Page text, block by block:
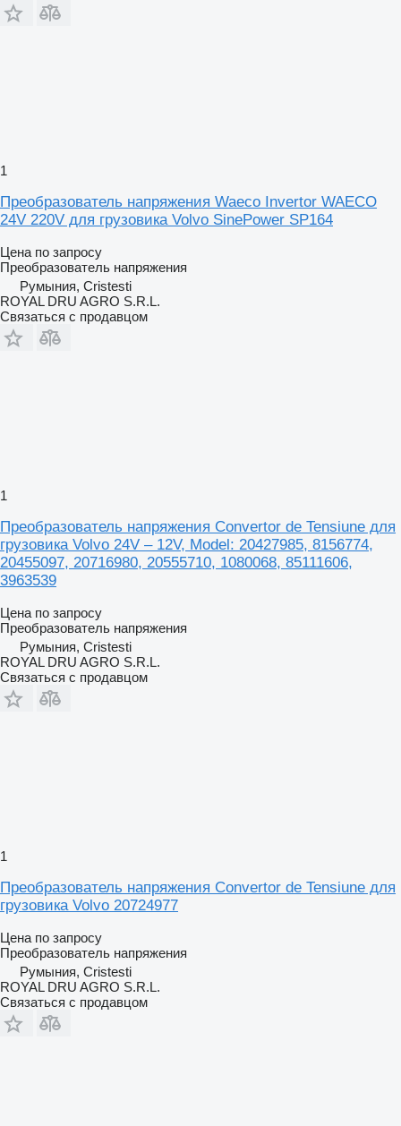
1
Преобразователь напряжения Waeco Invertor WAECO
24V 220V для грузовика Volvo SinePower SP164
Цена по запросу
Преобразователь напряжения
Румыния, Cristesti
ROYAL DRU AGRO S.R.L.
Связаться с продавцом
1
Преобразователь напряжения Convertor de Tensiune для
грузовика Volvo 24V – 12V, Model: 20427985, 8156774,
20455097, 20716980, 20555710, 1080068, 85111606,
3963539
Цена по запросу
Преобразователь напряжения
Румыния, Cristesti
ROYAL DRU AGRO S.R.L.
Связаться с продавцом
1
Преобразователь напряжения Convertor de Tensiune для
грузовика Volvo 20724977
Цена по запросу
Преобразователь напряжения
Румыния, Cristesti
ROYAL DRU AGRO S.R.L.
Связаться с продавцом